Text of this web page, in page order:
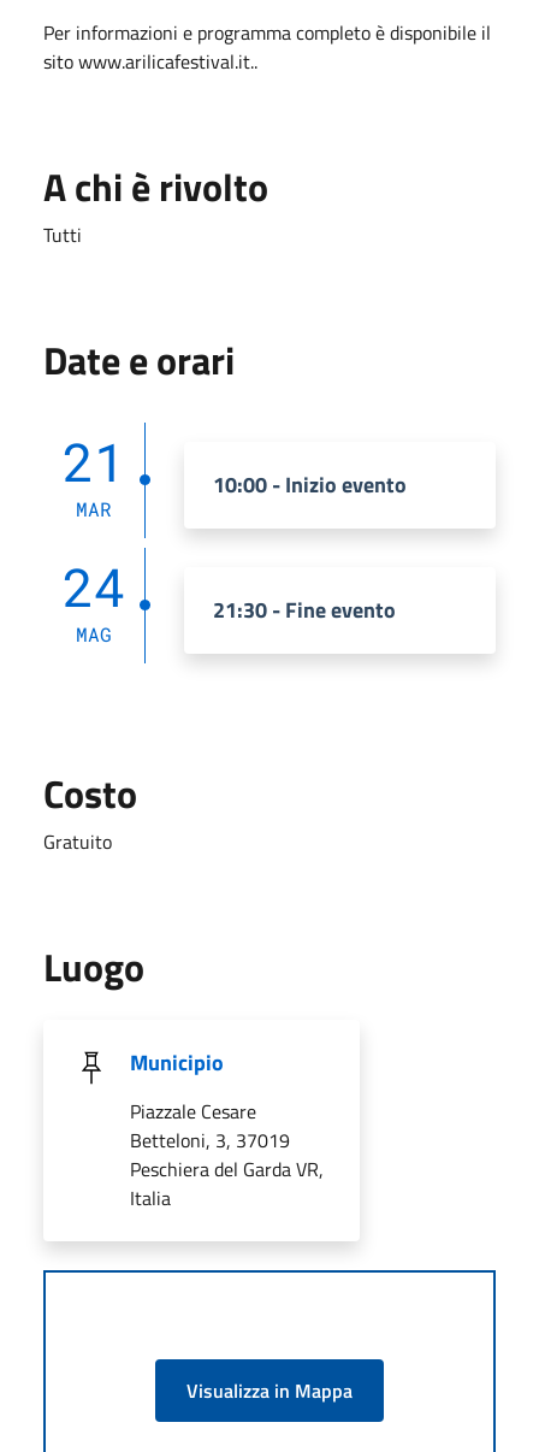
Per informazioni e programma completo è disponibile il
sitowww.arilicafestival.it..
A chi è rivolto
Tutti
Date e orari
21
MAR
10:00 - Inizio evento
24
MAG
21:30 - Fine evento
Costo
Gratuito
Luogo
Municipio
Piazzale Cesare
Betteloni, 3, 37019
Peschiera del Garda VR,
Italia
Visualizza in Mappa